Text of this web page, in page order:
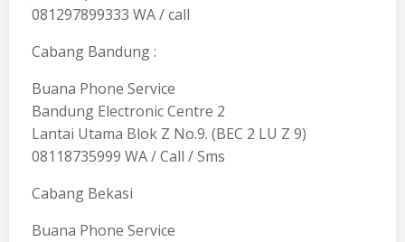
081297899333 WA / call
Cabang Bandung :
Buana Phone Service
Bandung Electronic Centre 2
Lantai Utama Blok Z No.9. (BEC 2 LU Z 9)
08118735999 WA / Call / Sms
Cabang Bekasi
Buana Phone Service